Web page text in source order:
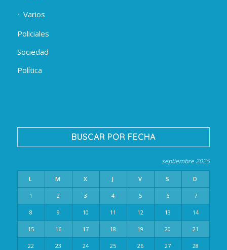
Varios
Policiales
Sociedad
Política
BUSCAR POR FECHA
septiembre 2025
L M X J V S D
1 2 3 4 5 6 7
8 9 10 11 12 13 14
15 16 17 18 19 20 21
22 23 24 25 26 27 28